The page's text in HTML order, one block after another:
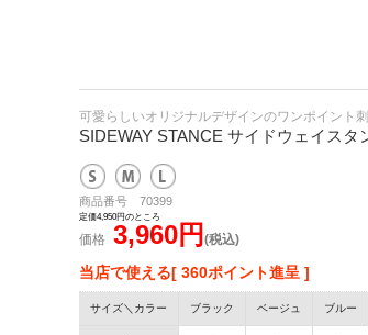
可愛らしいオリジナルデザインのワンポイント
SIDEWAY STANCE サイドウェイス
商品番号 70399
定価4,950円のところ
価格 3,960円 (税込)
当店で使える[ 360ポイント進呈 ]
サイズ＼カラー ブラック ベージュ ブルー